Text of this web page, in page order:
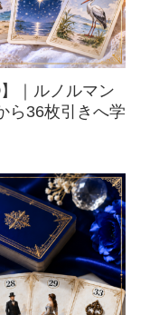
｜ルノルマン
ら36枚引きへ学